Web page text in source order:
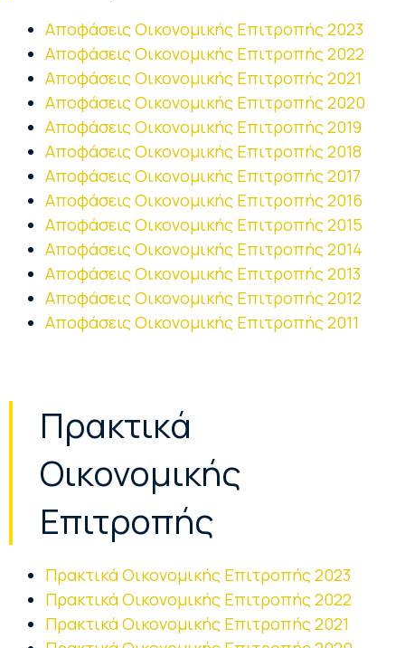
Αποφάσεις Οικονομικής Επιτροπής 2023
Αποφάσεις Οικονομικής Επιτροπής 2022
Αποφάσεις Οικονομικής Επιτροπής 2021
Αποφάσεις Οικονομικής Επιτροπής 2020
Αποφάσεις Οικονομικής Επιτροπής 2019
Αποφάσεις Οικονομικής Επιτροπής 2018
Αποφάσεις Οικονομικής Επιτροπής 2017
Αποφάσεις Οικονομικής Επιτροπής 2016
Αποφάσεις Οικονομικής Επιτροπής 2015
Αποφάσεις Οικονομικής Επιτροπής 2014
Αποφάσεις Οικονομικής Επιτροπής 2013
Αποφάσεις Οικονομικής Επιτροπής 2012
Αποφάσεις Οικονομικής Επιτροπής 2011
Πρακτικά
Οικονομικής
Επιτροπής
Πρακτικά Οικονομικής Επιτροπής 2023
Πρακτικά Οικονομικής Επιτροπής 2022
Πρακτικά Οικονομικής Επιτροπής 2021